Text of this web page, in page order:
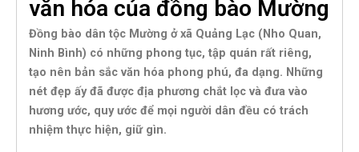
văn hóa của đồng bào Mường
Đồng bào dân tộc Mường ở xã Quảng Lạc (Nho Quan,
Ninh Bình) có những phong tục, tập quán rất riêng,
tạo nên bản sắc văn hóa phong phú, đa dạng. Những
nét đẹp ấy đã được địa phương chắt lọc và đưa vào
hương ước, quy ước để mọi người dân đều có trách
nhiệm thực hiện, giữ gìn.